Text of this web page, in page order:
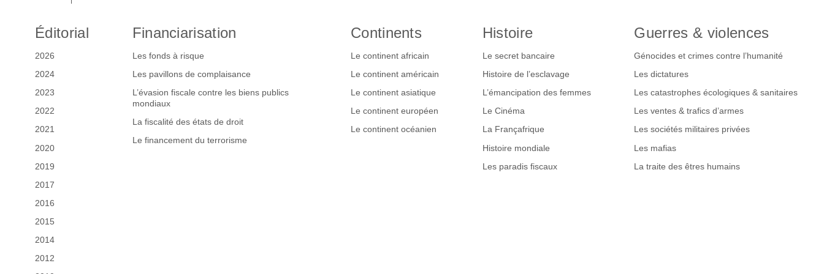
Éditorial
2026
2024
2023
2022
2021
2020
2019
2017
2016
2015
2014
2012
Financiarisation
Les fonds à risque
Les pavillons de complaisance
L’évasion fiscale contre les biens publics
mondiaux
La fiscalité des états de droit
Le financement du terrorisme
Continents
Le continent africain
Le continent américain
Le continent asiatique
Le continent européen
Le continent océanien
Histoire
Le secret bancaire
Histoire de l’esclavage
L’émancipation des femmes
Le Cinéma
La Françafrique
Histoire mondiale
Les paradis fiscaux
Guerres & violences
Génocides et crimes contre l’humanité
Les dictatures
Les catastrophes écologiques & sanitaires
Les ventes & trafics d’armes
Les sociétés militaires privées
Les mafias
La traite des êtres humains